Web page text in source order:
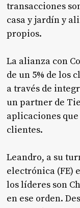
transacciones
casa y jardín y
propios.
La alianza con
de un 5% de los
a través de
un partner de
aplicaciones
clientes.
Leandro, a su
electrónica (FE)
los líderes son
en ese orden.